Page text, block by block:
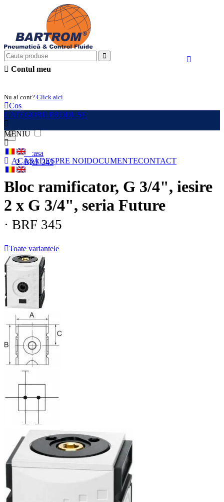
Contul meu
Nu ai cont? Click aici
Cos
CATEGORII PRODUSE
MENIU
ACASADESPRE NOIDOCUMENTECONTACT
×
Acasa
BRF 345
Bloc ramificator, G 3/4", iesire
2 x G 3/4", seria Future
· BRF 345
Toate variantele